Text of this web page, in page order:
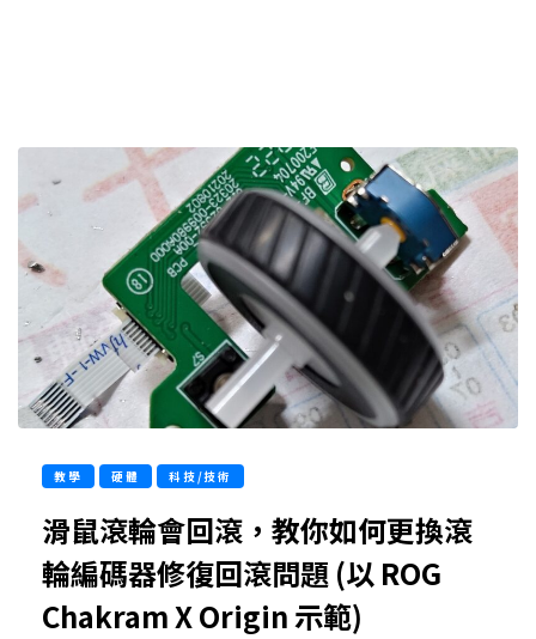
教學 硬體 科技/技術
滑鼠滾輪會回滾，教你如何更換滾
輪編碼器修復回滾問題 (以 ROG
Chakram X Origin 示範)